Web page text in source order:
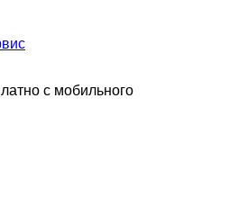
с мобильного